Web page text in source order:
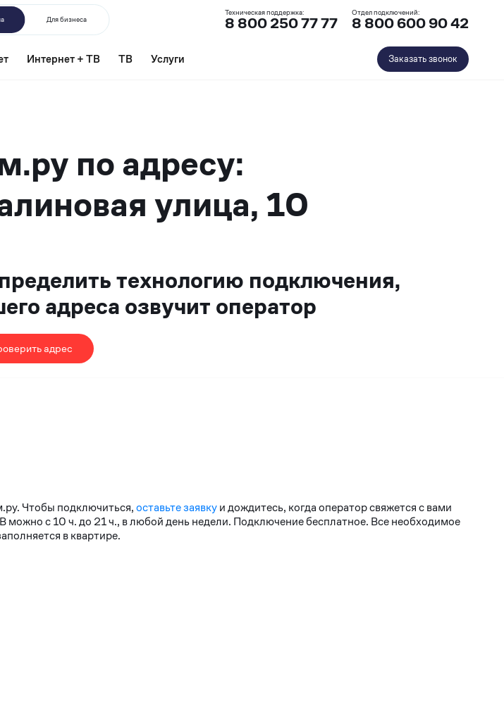
Для бизнеса
Техническая поддержка:
8 800 250 77 77
Отдел подключений:
8 800 600 90 42
Интернет + ТВ ТВ Услуги Заказать звонок
по адресу:
улица, 10
технологию подключения,
адреса озвучит оператор
адрес
Чтобы подключиться,оставьте заявкуи дождитесь, когда оператор свяжется с вами
с 10 ч. до 21 ч., в любой день недели. Подключение бесплатное. Все необходимое
в квартире.